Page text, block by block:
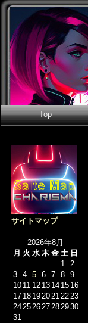
Top
サイトマップ
2026年8月
月 火 水 木 金 土 日
1
2
3
4 5 6 7 8
9
10 11 12 13 14 15 16
17 18 1920212223
24252627282930
31